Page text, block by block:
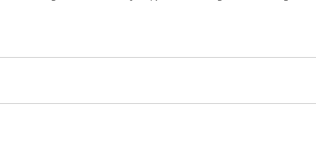
Dit product is momenteel niet